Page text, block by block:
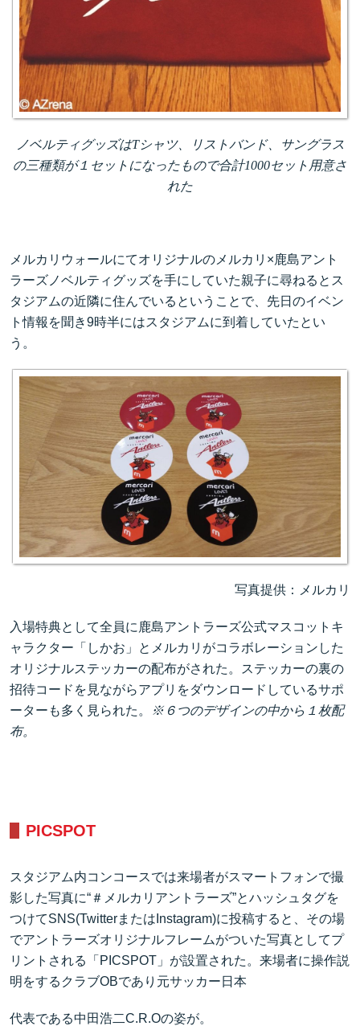
ノベルティグッズはTシャツ、リストバンド、サングラス
の三種類が１セットになったもので合計1000セット用意さ
れた
メルカリウォールにてオリジナルのメルカリ×鹿島アント
ラーズノベルティグッズを手にしていた親子に尋ねるとス
タジアムの近隣に住んでいるということで、先日のイベン
ト情報を聞き9時半にはスタジアムに到着していたとい
う。
写真提供：メルカリ
入場特典として全員に鹿島アントラーズ公式マスコットキ
ャラクター「しかお」とメルカリがコラボレーションした
オリジナルステッカーの配布がされた。ステッカーの裏の
招待コードを見ながらアプリをダウンロードしているサポ
ーターも多く見られた。
※６つのデザインの中から１枚配
布。
PICSPOT
スタジアム内コンコースでは来場者がスマートフォンで撮
影した写真に“＃メルカリアントラーズ”とハッシュタグを
つけてSNS(TwitterまたはInstagram)に投稿すると、その場
でアントラーズオリジナルフレームがついた写真としてプ
リントされる「PICSPOT」が設置された。来場者に操作説
明をするクラブOBであり元サッカー日本
代表である中田浩二C.R.Oの姿が。